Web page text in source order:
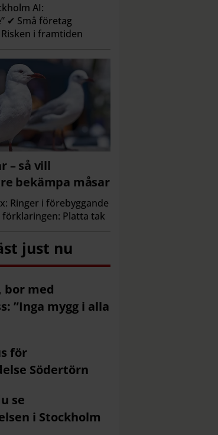
AI:
✔ Små företag
i framtiden
– så vill
bekämpa måsar
Ringer i förebyggande
Platta tak
just nu
bor med
”Inga mygg i alla
för
Södertörn
se
i Stockholm